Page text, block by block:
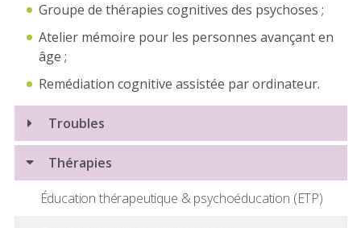
Groupe de thérapies cognitives des psychoses ;
Atelier mémoire pour les personnes avançant en
âge ;
Remédiation cognitive assistée par ordinateur.
Troubles
Burn-out - Syndrome d'épuisement professionnel
Spectre de la schizophrénie et autres troubles
Thérapies
Éducation thérapeutique & psychoéducation (ETP)